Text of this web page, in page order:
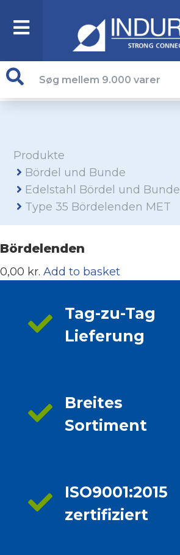
Produkte
Bördel und Bunde
Edelstahl Bördel und Bunde
Type 35 Bördelenden MET
Bördelenden
0,00 kr. Add to basket
Tag-zu-Tag
Lieferung
Breites
Sortiment
ISO9001:2015
zertifiziert